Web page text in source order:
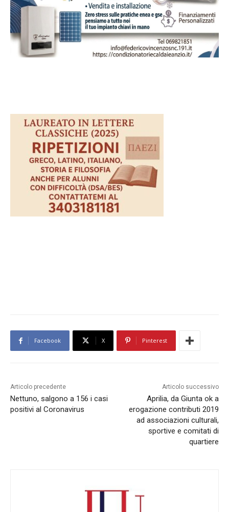
Facebook X Pinterest
Articolo precedente
Nettuno, salgono a 156 i casi
positivi al Coronavirus
Articolo successivo
Aprilia, da Giunta ok a
erogazione contributi 2019
ad associazioni culturali,
sportive e comitati di
quartiere